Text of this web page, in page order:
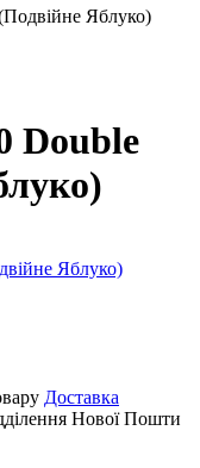
Яблуко)
Double
Доставка
Нової Пошти